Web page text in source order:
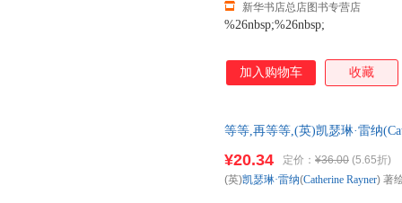
%26nbsp;%26nbsp;
新华书店总店图书专营店
加入购物车 收藏
等等,再等等,(英)凯瑟琳·雷纳
达！团购优惠咨询：
¥20.34 定价： ¥36.00 (5.65折)
(英)凯瑟琳·雷纳(Catherine Rayner) 著